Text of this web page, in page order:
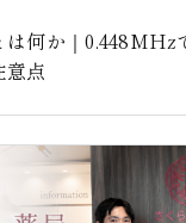
は何か｜0.448MHz
意点